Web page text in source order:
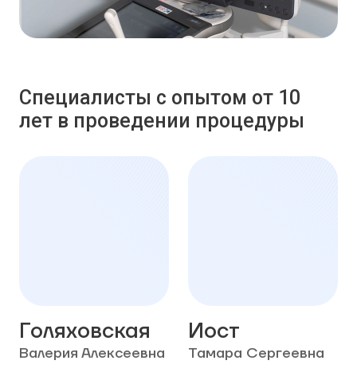
Специалисты с опытом от 10
лет в проведении процедуры
Голяховская
Валерия Алексеевна
Иост
Тамара Сергеевна